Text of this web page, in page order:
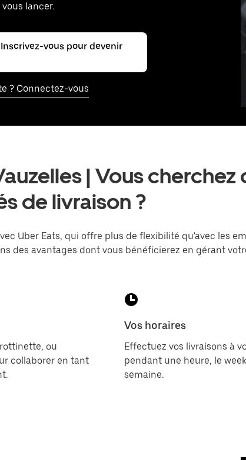
lancer.
vous pour devenir
? Connectez-vous
| Vous cherchez
de livraison ?
Uber Eats, qui offre plus de flexibilité qu'avec les
des avantages dont vous bénéficierez en gérant
ou
collaborer en tant
Vos horaires
Effectuez vos livraisons à
pendant une heure, le
semaine.